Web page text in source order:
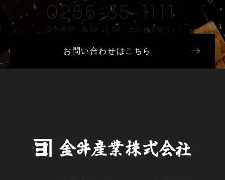
0256-35-1111
受付時間 8:30-17:30（土日祝を除く）
お問い合わせはこちら